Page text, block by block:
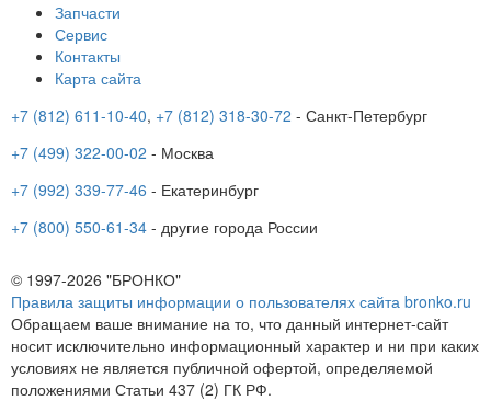
Запчасти
Сервис
Контакты
Карта сайта
+7 (812) 611-10-40, +7 (812) 318-30-72 - Санкт-Петербург
+7 (499) 322-00-02 - Москва
+7 (992) 339-77-46 - Екатеринбург
+7 (800) 550-61-34 - другие города России
© 1997-2026 "БРОНКО"
Правила защиты информации о пользователях сайта bronko.ru
Обращаем ваше внимание на то, что данный интернет-сайт
носит исключительно информационный характер и ни при каких
условиях не является публичной офертой, определяемой
положениями Статьи 437 (2) ГК РФ.